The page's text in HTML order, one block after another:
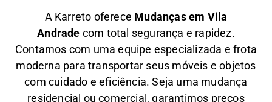
A Karreto oferece Mudanças em Vila
Andrade com total segurança e rapidez.
Contamos com uma equipe especializada e frota
moderna para transportar seus móveis e objetos
comcuidado e eficiência. Seja uma mudança
residencial ou comercial , garantimos preços